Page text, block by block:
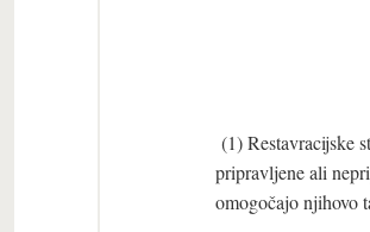
(1) Restavracijske
pripravljene ali
omogočajo njihovo